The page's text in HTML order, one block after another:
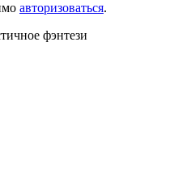
авторизоваться.
фэнтези